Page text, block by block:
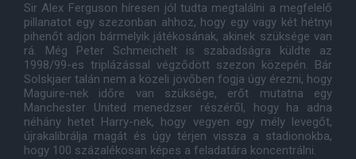
Sir Alex Ferguson híresen jól tudta megtalálni a megfelelő
pillanatot egy szezonban ahhoz, hogy egy vagy két hétnyi
pihenőt adjon bármelyik játékosának, akinek szüksége van
rá. Még Peter Schmeichelt is szabadságra küldte az
1998/99-es triplázással végződött szezon közepén. Bár
Solskjaer talán nem a közeli jövőben fogja úgy érezni, hogy
Maguire-nek időre van szüksége, erőt mutatna egy
Manchester United menedzser részéről, hogy ha adna
néhány hetet Harry-nek, hogy vegyen egy mély levegőt,
újrakalibrálja magát és úgy térjen vissza a stadionokba,
hogy 100 százalékosan képes a feladatára koncentrálni.